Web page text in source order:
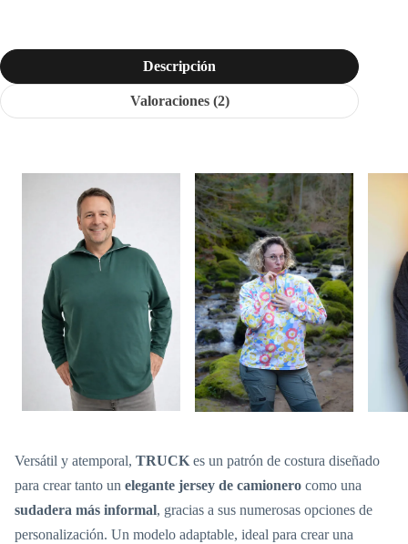
Descripción
Valoraciones (2)
Versátil y atemporal, TRUCK es un patrón de costura diseñado
para crear tanto un elegante jersey de camionero como una
sudadera más informal, gracias a sus numerosas opciones de
personalización. Un modelo adaptable, ideal para crear una